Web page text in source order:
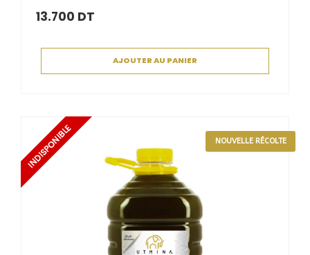
13.700 DT
AJOUTER AU PANIER
NOUVELLE RÉCOLTE